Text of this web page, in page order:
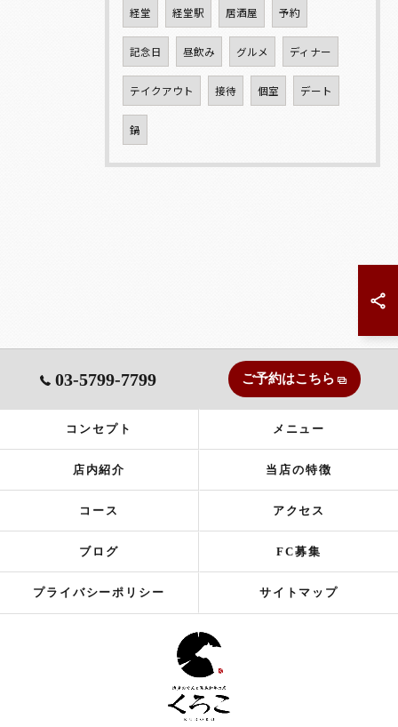
経堂 経堂駅 居酒屋 予約
記念日 昼飲み グルメ ディナー
テイクアウト 接待 個室 デート
鍋
03-5799-7799 ご予約はこちら
コンセプト メニュー
店内紹介 当店の特徴
コース アクセス
ブログ FC募集
プライバシーポリシー サイトマップ